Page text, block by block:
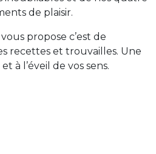
de plaisir.
propose c’est de
recettes et trouvailles. Une
à l’éveil de vos sens.